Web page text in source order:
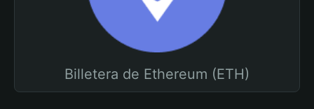
Billetera de Ethereum (ETH)